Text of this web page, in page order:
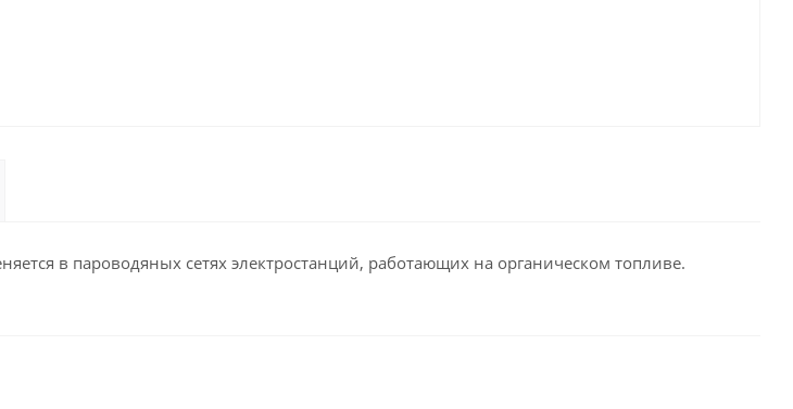
в пароводяных сетях электростанций, работающих на органическом топливе.